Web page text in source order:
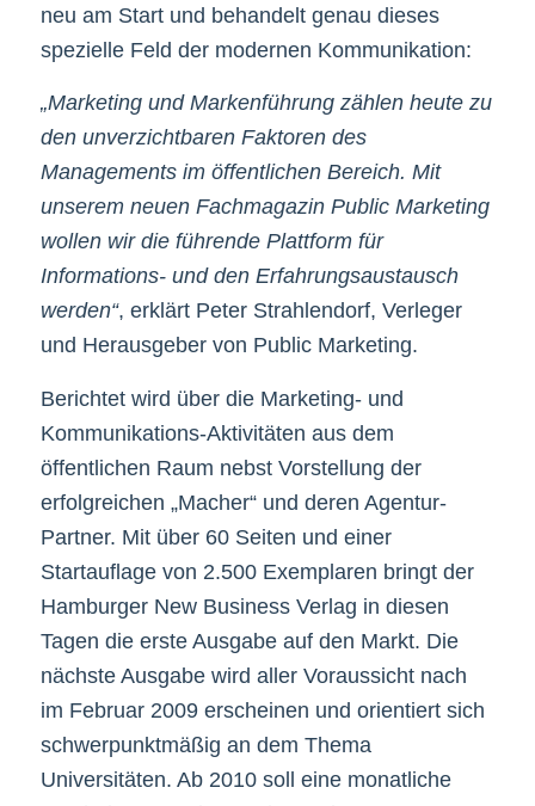
neu am Start und behandelt genau dieses
spezielle Feld der modernen Kommunikation:
„Marketing und Markenführung zählen heute zu
den unverzichtbaren Faktoren des
Managements im öffentlichen Bereich. Mit
unserem neuen Fachmagazin Public Marketing
wollen wir die führende Plattform für
Informations- und den Erfahrungsaustausch
werden“, erklärt Peter Strahlendorf, Verleger
und Herausgeber von Public Marketing.
Berichtet wird über die Marketing- und
Kommunikations-Aktivitäten aus dem
öffentlichen Raum nebst Vorstellung der
erfolgreichen „Macher“ und deren Agentur-
Partner. Mit über 60 Seiten und einer
Startauflage von 2.500 Exemplaren bringt der
Hamburger New Business Verlag in diesen
Tagen die erste Ausgabe auf den Markt. Die
nächste Ausgabe wird aller Voraussicht nach
im Februar 2009 erscheinen und orientiert sich
schwerpunktmäßig an dem Thema
Universitäten. Ab 2010 soll eine monatliche